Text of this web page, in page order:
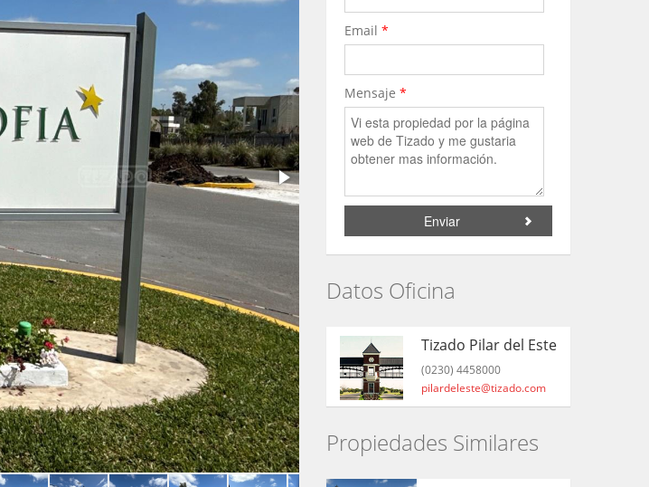
Email *
Mensaje *
Datos Oficina
Tizado Pilar del Este
(0230) 4458000
pilardeleste@tizado.com
Propiedades Similares